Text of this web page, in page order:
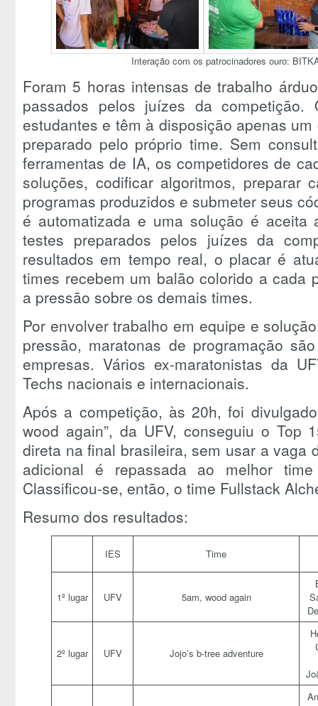
Interação com os patrocinadores ouro:
Foram 5 horas intensas de trabalho
passados pelos juízes da
estudantes e têm à disposição apenas
preparado pelo próprio time. Sem
ferramentas de IA, os competidores de
soluções, codificar algoritmos, preparar
programas produzidos e submeter seus
é automatizada e uma solução é
testes preparados pelos juízes da
resultados em tempo real, o placar é
times recebem um balão colorido a cada
a pressão sobre os demais times.
Por envolver trabalho em equipe e
pressão, maratonas de programação
empresas. Vários ex-maratonistas da
Techs nacionais e internacionais.
Após a competição, às 20h, foi
wood again”, da UFV, conseguiu o Top
direta na final brasileira, sem usar a vaga
adicional é repassada ao melhor
Classificou-se, então, o time Fullstack
Resumo dos resultados:
IES Time
1º lugar UFV 5am, wood again
2º lugar UFV Jojo’s b-tree adventure